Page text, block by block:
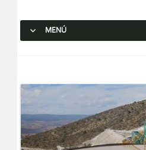
MENÚ